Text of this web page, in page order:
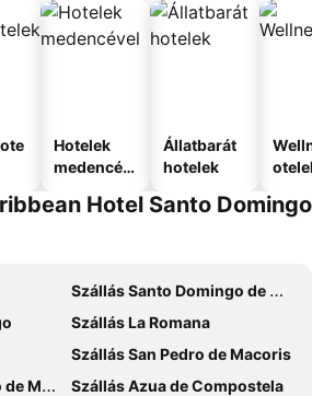
Hotelek
medencév
Állatbarát
hotelek
Hotel Santo Domingo
Szállás Santo Domingo de Capillas
Szállás La Romana
Szállás San Pedro de Macoris
Szállás Azua de Compostela